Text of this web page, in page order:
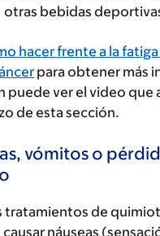
otras bebidas
hacer frente a la
para obtener más
puede ver el video que
de esta sección.
vómitos o
tratamientos de
náuseas